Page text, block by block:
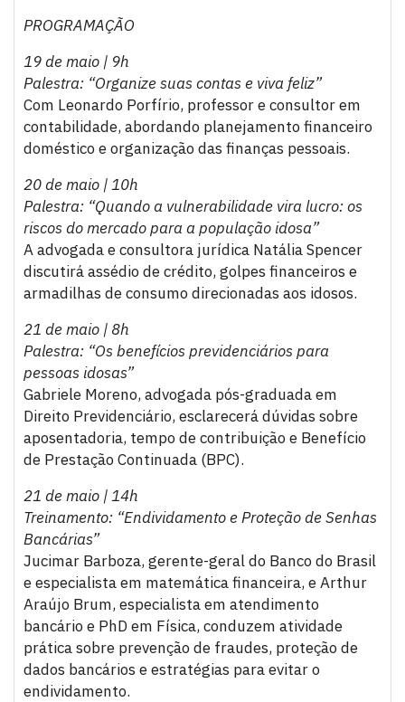
PROGRAMAÇÃO
19 de maio | 9h
Palestra: “Organize suas contas e viva feliz”
Com Leonardo Porfírio, professor e consultor em
contabilidade, abordando planejamento financeiro
doméstico e organização das finanças pessoais.
20 de maio | 10h
Palestra: “Quando a vulnerabilidade vira lucro: os
riscos do mercado para a população idosa”
A advogada e consultora jurídica Natália Spencer
discutirá assédio de crédito, golpes financeiros e
armadilhas de consumo direcionadas aos idosos.
21 de maio | 8h
Palestra: “Os benefícios previdenciários para
pessoas idosas”
Gabriele Moreno, advogada pós-graduada em
Direito Previdenciário, esclarecerá dúvidas sobre
aposentadoria, tempo de contribuição e Benefício
de Prestação Continuada (BPC).
21 de maio | 14h
Treinamento: “Endividamento e Proteção de Senhas
Bancárias”
Jucimar Barboza, gerente-geral do Banco do Brasil
e especialista em matemática financeira, e Arthur
Araújo Brum, especialista em atendimento
bancário e PhD em Física, conduzem atividade
prática sobre prevenção de fraudes, proteção de
dados bancários e estratégias para evitar o
endividamento.